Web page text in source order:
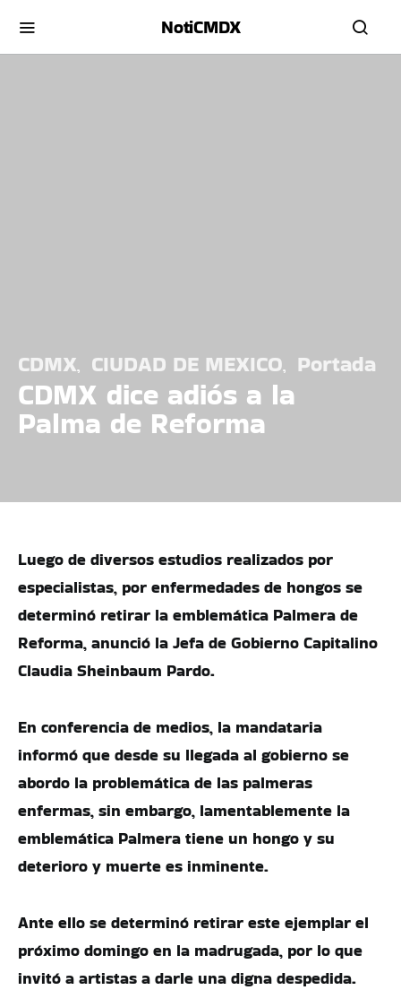
NotiCMDX
CDMX CIUDAD DE MEXICO Portada
CDMX dice adiós a la
Palma de Reforma
Luego de diversos estudios realizados por
especialistas, por enfermedades de hongos se
determinó retirar la emblemática Palmera de
Reforma, anunció la Jefa de Gobierno Capitalino
Claudia Sheinbaum Pardo.
En conferencia de medios, la mandataria
informó que desde su llegada al gobierno se
abordo la problemática de las palmeras
enfermas, sin embargo, lamentablemente la
emblemática Palmera tiene un hongo y su
deterioro y muerte es inminente.
Ante ello se determinó retirar este ejemplar el
próximo domingo en la madrugada, por lo que
invitó a artistas a darle una digna despedida.